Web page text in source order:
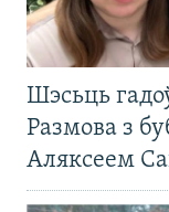
Шэсьць
Размова з
Аляксеем